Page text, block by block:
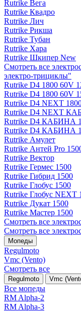
Rutrike Вега
Rutrike Квадро
Rutrike Лич
Rutrike Рикша
Rutrike Тубан
Rutrike Хара
Rutrike Шкипер New
Смотреть все
электро‑трициклы"
Rutrike D4 1800 60V
Rutrike D4 1800 60V
Rutrike D4 NEXT
Rutrike D4 NEXT
Rutrike D4 КАБИНА
Rutrike D4 КАБИНА
Rutrike Амулет
Rutrike Антей Pro
Rutrike Вектор
Rutrike Гермес 1500
Rutrike Гибрид 1500
Rutrike Глобус 1500
Rutrike Глобус NEXT
Rutrike Дукат 1500
Rutrike Мастер 1500
Смотреть все
Смотреть все
Мопеды
Regulmoto
Vmc (Vento)
Смотреть все
Regulmoto Vmc
Все мопеды
RM Alpha-2
RM Alpha-3